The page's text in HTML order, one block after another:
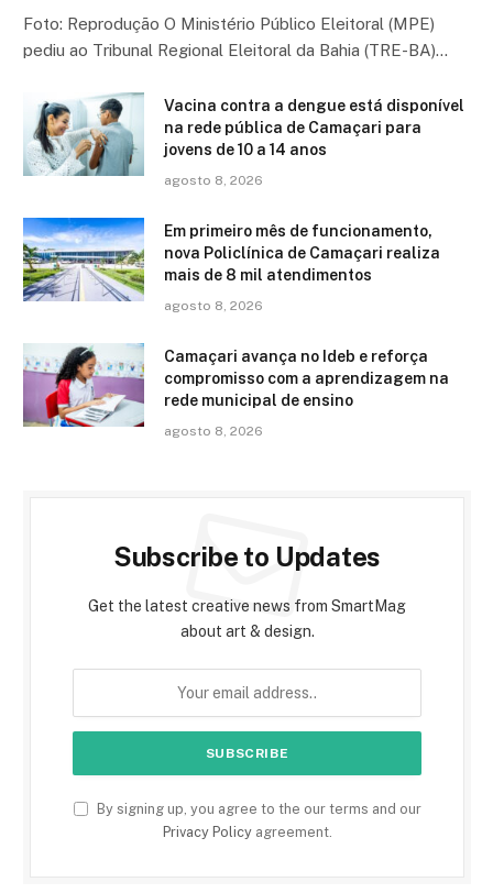
Foto: Reprodução O Ministério Público Eleitoral (MPE)
pediu ao Tribunal Regional Eleitoral da Bahia (TRE-BA)…
Vacina contra a dengue está disponível
na rede pública de Camaçari para
jovens de 10 a 14 anos
agosto 8, 2026
Em primeiro mês de funcionamento,
nova Policlínica de Camaçari realiza
mais de 8 mil atendimentos
agosto 8, 2026
Camaçari avança no Ideb e reforça
compromisso com a aprendizagem na
rede municipal de ensino
agosto 8, 2026
Subscribe to Updates
Get the latest creative news from SmartMag
about art & design.
By signing up, you agree to the our terms and our
Privacy Policyagreement.